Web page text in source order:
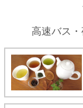
高速バス